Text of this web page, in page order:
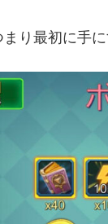
り最初に手